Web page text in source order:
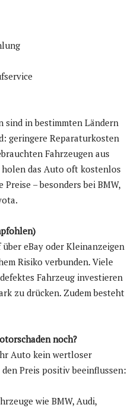
sind in bestimmten Ländern
geringere Reparaturkosten
Fahrzeugen aus
das Auto oft kostenlos
– besonders bei BMW,
eBay oder Kleinanzeigen
Risiko verbunden. Viele
Fahrzeug investieren
zu drücken. Zudem besteht
noch?
Auto kein wertloser
Preis positiv beeinflussen:
wie BMW, Audi,